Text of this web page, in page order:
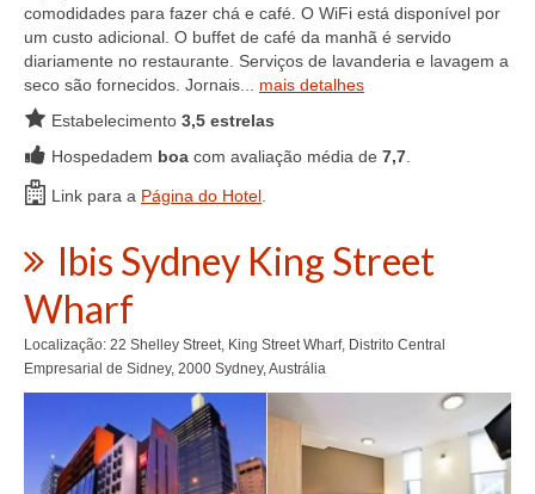
comodidades para fazer chá e café. O WiFi está disponível por
um custo adicional. O buffet de café da manhã é servido
diariamente no restaurante. Serviços de lavanderia e lavagem a
seco são fornecidos. Jornais... mais detalhes
Estabelecimento 3,5 estrelas
Hospedadem boa com avaliação média de 7,7
Link para a Página do Hotel
Ibis Sydney King Street
Wharf
Localização: 22 Shelley Street, King Street Wharf, Distrito Central
Empresarial de Sidney, 2000 Sydney, Austrália